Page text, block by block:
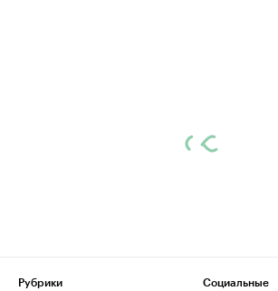
Рубрики
Социальные